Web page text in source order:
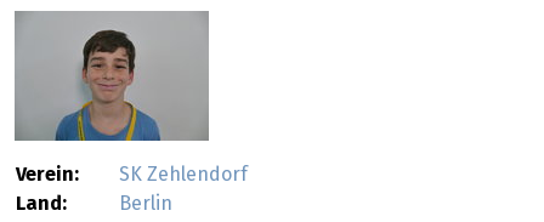
Verein:
SK Zehlendorf
Land:
Berlin